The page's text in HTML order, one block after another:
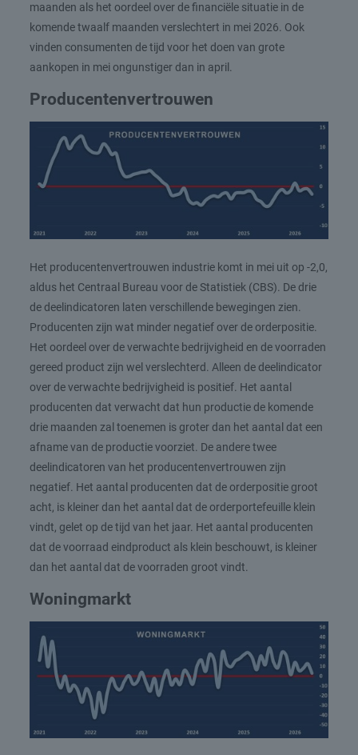
maanden als het oordeel over de financiële situatie in de
komende twaalf maanden verslechtert in mei 2026. Ook
vinden consumenten de tijd voor het doen van grote
aankopen in mei ongunstiger dan in april.
Producentenvertrouwen
Het producentenvertrouwen industrie komt in mei uit op -2,0,
aldus het Centraal Bureau voor de Statistiek (CBS). De drie
de deelindicatoren laten verschillende bewegingen zien.
Producenten zijn wat minder negatief over de orderpositie.
Het oordeel over de verwachte bedrijvigheid en de voorraden
gereed product zijn wel verslechterd. Alleen de deelindicator
over de verwachte bedrijvigheid is positief. Het aantal
producenten dat verwacht dat hun productie de komende
drie maanden zal toenemen is groter dan het aantal dat een
afname van de productie voorziet. De andere twee
deelindicatoren van het producentenvertrouwen zijn
negatief. Het aantal producenten dat de orderpositie groot
acht, is kleiner dan het aantal dat de orderportefeuille klein
vindt, gelet op de tijd van het jaar. Het aantal producenten
dat de voorraad eindproduct als klein beschouwt, is kleiner
dan het aantal dat de voorraden groot vindt.
Woningmarkt